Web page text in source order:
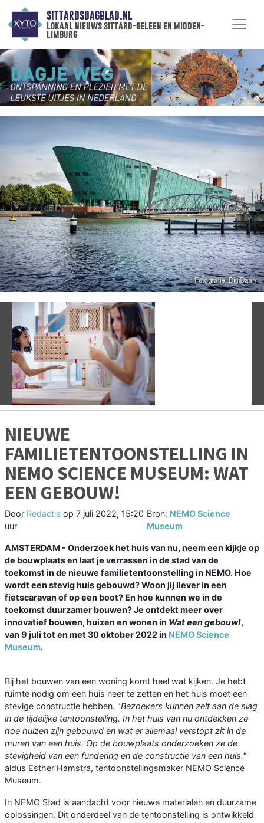
SITTARDSDAGBLAD.NL
lokaal nieuws sittard-geleen en midden-
limburg
Vorige
NIEUWE
FAMILIETENTOONSTELLING IN
NEMO SCIENCE MUSEUM: WAT
EEN GEBOUW!
Door Redactie op 7 juli 2022, 15:20
uur
Bron: NEMO Science
Museum
AMSTERDAM - Onderzoek het huis van nu, neem een kijkje op
de bouwplaats en laat je verrassen in de stad van de
toekomst in de nieuwe familietentoonstelling in NEMO. Hoe
wordt een stevig huis gebouwd? Woon jij liever in een
fietscaravan of op een boot? En hoe kunnen we in de
toekomst duurzamer bouwen? Je ontdekt meer over
innovatief bouwen, huizen en wonen in Wat een gebouw!,
van 9 juli tot en met 30 oktober 2022 in NEMO Science
Museum.
Bij het bouwen van een woning komt heel wat kijken. Je hebt
ruimte nodig om een huis neer te zetten en het huis moet een
stevige constructie hebben. "Bezoekers kunnen zelf aan de slag
in de tijdelijke tentoonstelling. In het huis van nu ontdekken ze
hoe huizen zijn gebouwd en wat er allemaal verstopt zit in de
muren van een huis. Op de bouwplaats onderzoeken ze de
stevigheid van een fundering en de constructie van een huis."
aldus Esther Hamstra, tentoonstellingsmaker NEMO Science
Museum.
In NEMO Stad is aandacht voor nieuwe materialen en duurzame
oplossingen. Dit onderdeel van de tentoonstelling is ontwikkeld